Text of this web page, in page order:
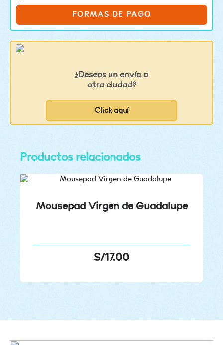
FORMAS DE PAGO
¿Deseas un envío a
otra ciudad?
Click aquí
Productos relacionados
Mousepad Virgen de Guadalupe
S/17.00